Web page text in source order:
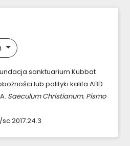
sanktuarium Kubbat
lub polityki kalifa ABD
Saeculum Christianum. Pismo